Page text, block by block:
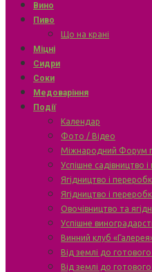
Вино
Пиво
Що на крані
Міцні
Сидри
Соки
Медоваріння
Події
Календар
Фото / Відео
Міжнародний Форум
Успішне садівництво
Ягідництво і
Ягідництво і
Овочівництво та
Успішне
Винний клуб
Від землі до
Від землі до